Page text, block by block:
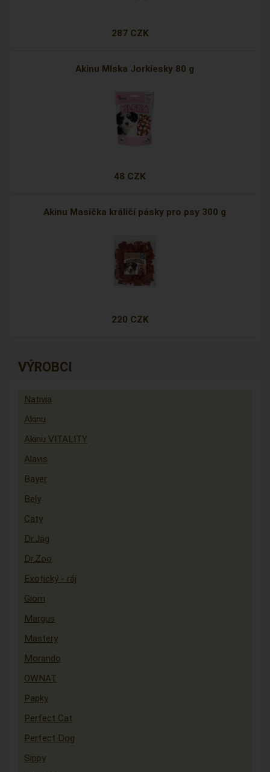
287 CZK
Akinu Mlska Jorkiesky 80 g
48 CZK
Akinu Masíčka králičí pásky pro psy 300 g
220 CZK
VÝROBCI
Nativia
Akinu
Akinu VITALITY
Alavis
Bayer
Bely
Caty
Dr.Jag
Dr.Zoo
Exotický - ráj
Giom
Margus
Mastery
Morando
OWNAT
Papky
Perfect Cat
Perfect Dog
Sippy